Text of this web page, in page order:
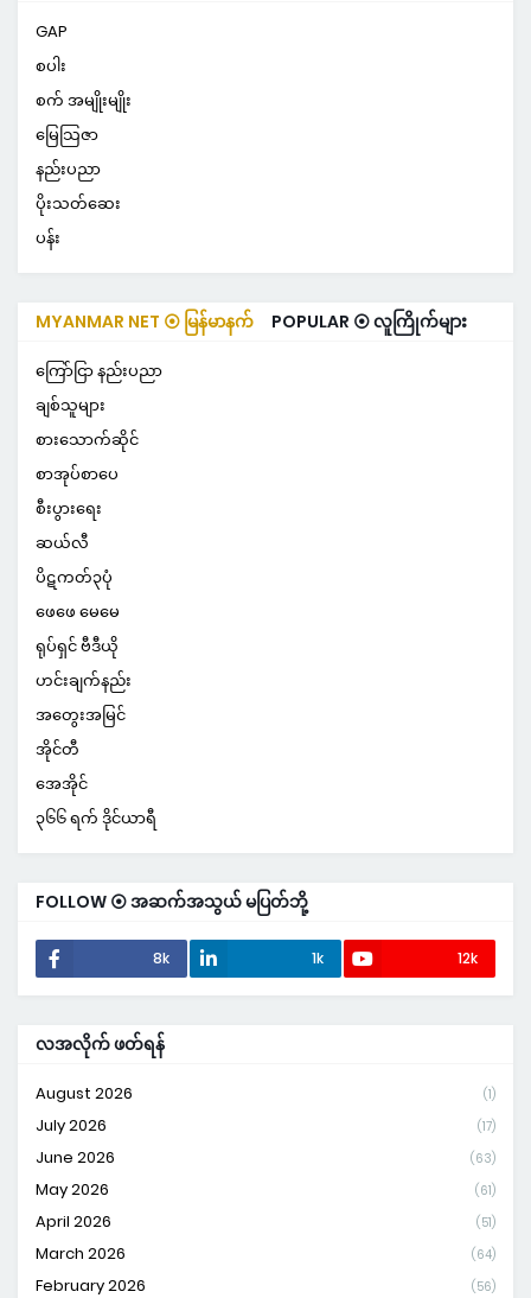
GAP
စပါး
စက် အမျိုးမျိုး
မြေသြဇာ
နည်းပညာ
ပိုးသတ်ဆေး
ပန်း
MYANMAR NET ⦿ မြန်မာနက် POPULAR ⦿ လူကြိုက်များ
ကြော်ငြာ နည်းပညာ
ချစ်သူများ
စားသောက်ဆိုင်
စာအုပ်စာပေ
စီးပွားရေး
ဆယ်လီ
ပိဋကတ်၃ပုံ
ဖေဖေ မေမေ
ရုပ်ရှင် ဗီဒီယို
ဟင်းချက်နည်း
အတွေးအမြင်
အိုင်တီ
အေအိုင်
၃၆၆ ရက် ဒိုင်ယာရီ
FOLLOW ⦿ အဆက်အသွယ် မပြတ်ဘို့
8k 1k 12k
လအလိုက် ဖတ်ရန်
August 2026 (1)
July 2026 (17)
June 2026 (63)
May 2026 (61)
April 2026 (51)
March 2026 (64)
February 2026 (56)